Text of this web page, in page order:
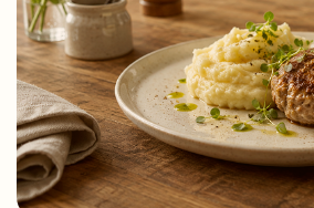
ГОРЯЧЕЕ БЕЗ ЛИШНЕЙ ГОРЯЧКИ
Выбираешь еду, кладешь
в Кьюми-печь и получаешь
горячее блюдо за 5-7 минут